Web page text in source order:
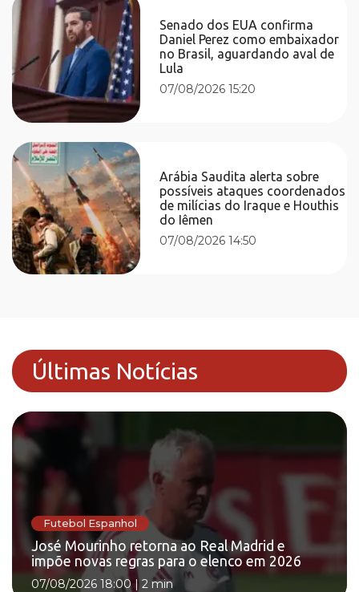
Senado dos EUA confirma
Daniel Perez como embaixador
no Brasil, aguardando aval de
Lula
07/08/2026 15:20
Arábia Saudita alerta sobre
possíveis ataques coordenados
de milícias do Iraque e Houthis
do Iêmen
07/08/2026 14:50
Últimas Notícias
Futebol Espanhol
José Mourinho retorna ao Real Madrid e
impõe novas regras para o elenco em 2026
07/08/2026 18:00 | 2 min